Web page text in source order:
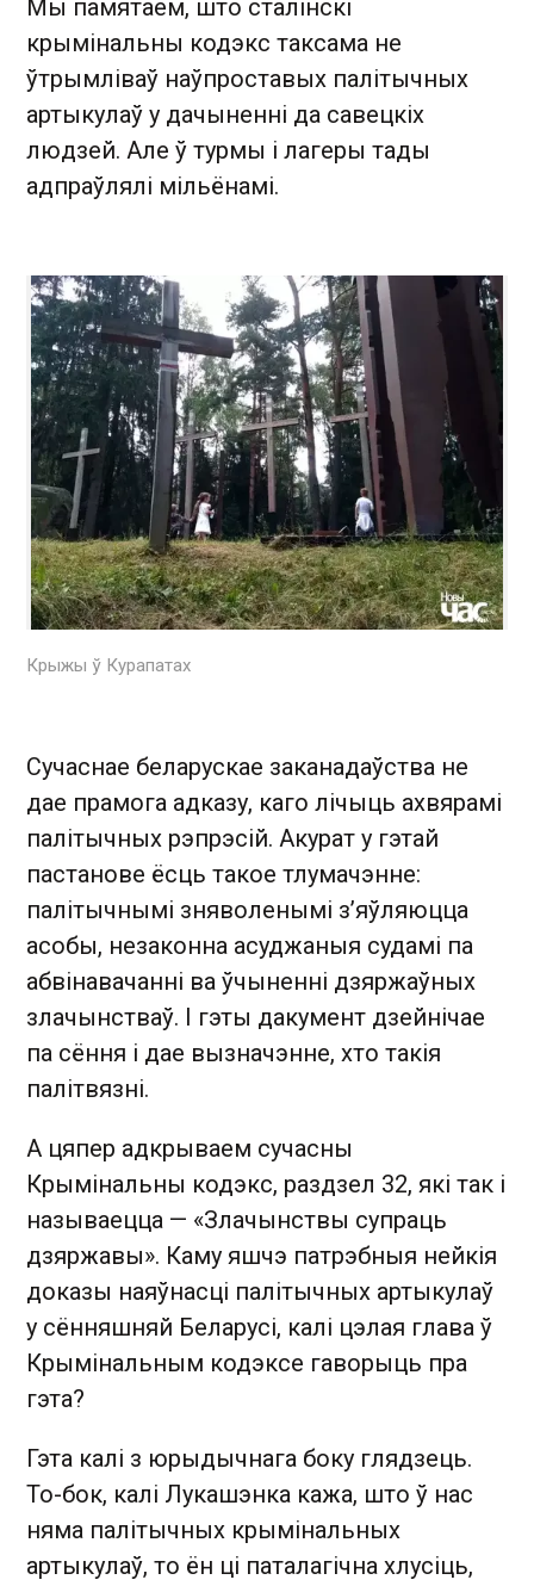
Мы памятаем, што сталінскі
крымінальны кодэкс таксама не
ўтрымліваў наўпроставых палітычных
артыкулаў у дачыненні да савецкіх
людзей. Але ў турмы і лагеры тады
адпраўлялі мільёнамі.
Крыжы ў Курапатах
Сучаснае беларускае заканадаўства не
дае прамога адказу, каго лічыць ахвярамі
палітычных рэпрэсій. Акурат у гэтай
пастанове ёсць такое тлумачэнне:
палітычнымі зняволенымі з’яўляюцца
асобы, незаконна асуджаныя судамі па
абвінавачанні ва ўчыненні дзяржаўных
злачынстваў. І гэты дакумент дзейнічае
па сёння і дае вызначэнне, хто такія
палітвязні.
А цяпер адкрываем сучасны
Крымінальны кодэкс, раздзел 32, які так і
называецца — «Злачынствы супраць
дзяржавы». Каму яшчэ патрэбныя нейкія
доказы наяўнасці палітычных артыкулаў
у сённяшняй Беларусі, калі цэлая глава ў
Крымінальным кодэксе гаворыць пра
гэта?
Гэта калі з юрыдычнага боку глядзець.
То-бок, калі Лукашэнка кажа, што ў нас
няма палітычных крымінальных
артыкулаў, то ён ці паталагічна хлусіць,